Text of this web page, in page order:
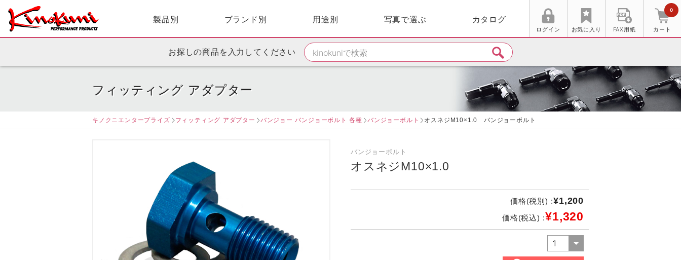
製品別 ブランド別 用途別 写真で選ぶ カタログ
ログイン お気に入り FAX用紙 カート
0
お探しの商品を入力してください
フィッティング アダプター
キノクニエンタープライズ フィッティング アダプター バンジョー バンジョーボルト 各種 バンジョーボルト オスネジM10×1.0 バンジョーボルト
バンジョーボルト
オスネジM10×1.0
価格(税別) :¥1,200
価格(税込) :¥1,320